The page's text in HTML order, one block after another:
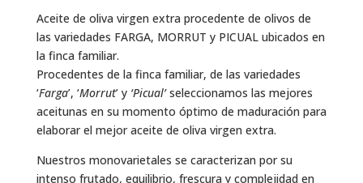
Aceite de oliva virgen extra procedente de olivos de
las variedades FARGA, MORRUT y PICUAL ubicados en
la finca familiar.
Procedentes de la finca familiar, de las variedades
‘Farga’, ‘Morrut’ y ‘Picual’seleccionamos las mejores
aceitunas en su momento óptimo de maduración para
elaborar el mejor aceite de oliva virgen extra.
Nuestros monovarietales se caracterizan por su
intenso frutado, equilibrio, frescura y complejidad en